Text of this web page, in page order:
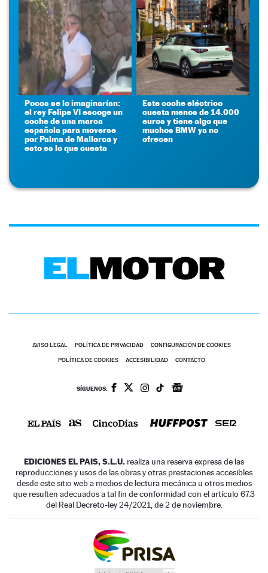
Pocos se lo imaginarían:
el rey Felipe VI escoge un
coche de una marca
española para moverse
por Palma de Mallorca y
esto es lo que cuesta
Este coche eléctrico
cuesta menos de 14.000
euros y tiene algo que
muchos BMW ya no
ofrecen
AVISO LEGAL POLÍTICA DE PRIVACIDAD CONFIGURACIÓN DE COOKIES
POLÍTICA DE COOKIES ACCESIBILIDAD CONTACTO
SÍGUENOS:
EDICIONES EL PAIS, S.L.U. realiza una reserva expresa de las
reproducciones y usos de las obras y otras prestaciones accesibles
desde este sitio web a medios de lectura mecánica u otros medios
que resulten adecuados a tal fin de conformidad con el artículo 67.3
del Real Decreto-ley 24/2021, de 2 de noviembre.